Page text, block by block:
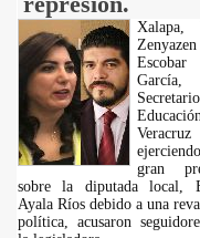
Xalapa,
Zenyazen
Escobar
García,
Veracruz
gran
sobre la diputada local,
Ayala Ríos debido a una
política, acusaron